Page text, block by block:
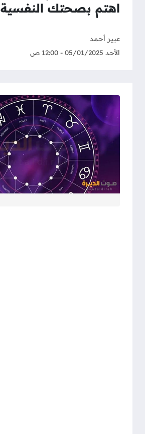
اهتم بصحتك النفسية
عبير أحمد
الأحد 05/01/2025 - 12:00 ص